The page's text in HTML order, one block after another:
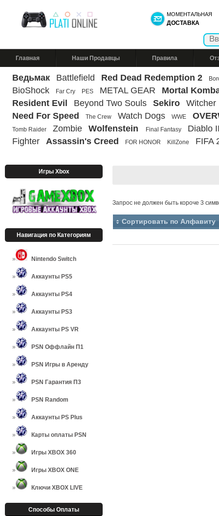
МОМЕНТАЛЬНАЯ
ДОСТАВКА
Главная Наши Продавцы Правила
Ведьмак Battlefield Red Dead Redemption 2
BioShock Far Cry PES METAL GEAR
Mortal
Resident Evil
Beyond Two Souls Sekiro
Witcher
Need For Speed
The Crew Watch Dogs WWE
Tomb Raider Zombie Wolfenstein Final Fantasy
Diablo
Fighter
Assassin's Creed FOR HONOR KillZone FIFA
Игры Xbox
Навигация по Категориям
Nintendo Switch
Аккаунты PS5
Аккаунты PS4
Аккаунты PS3
Аккаунты PS VR
PSN Оффлайн П1
PSN Игры в Аренду
PSN Гарантия П3
PSN Random
Аккаунты PS Plus
Карты оплаты PSN
Игры XBOX 360
Игры XBOX ONE
Ключи XBOX LIVE
Способы Оплаты
Запрос не должен быть короче 3
Сортировать по Алфавиту